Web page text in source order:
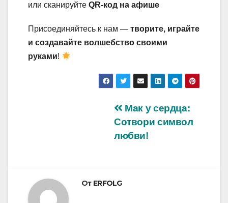
или сканируйте QR-код на афише
Присоединяйтесь к нам — творите, играйте
и создавайте волшебство своими
руками!
Навигация
Мак у сердца:
Сотвори символ
любви!
От ERFOLG